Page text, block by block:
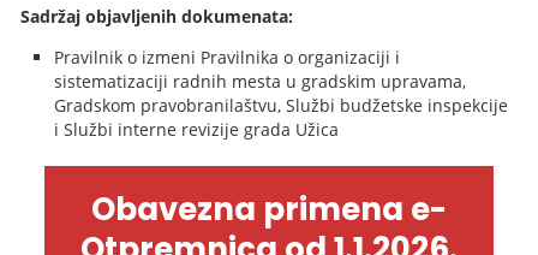
Sadržaj objavljenih dokumenata:
Pravilnik o izmeni Pravilnika o organizaciji i
sistematizaciji radnih mesta u gradskim upravama,
Gradskom pravobranilaštvu, Službi budžetske inspekcije
i Službi interne revizije grada Užica
Obavezna primena e-